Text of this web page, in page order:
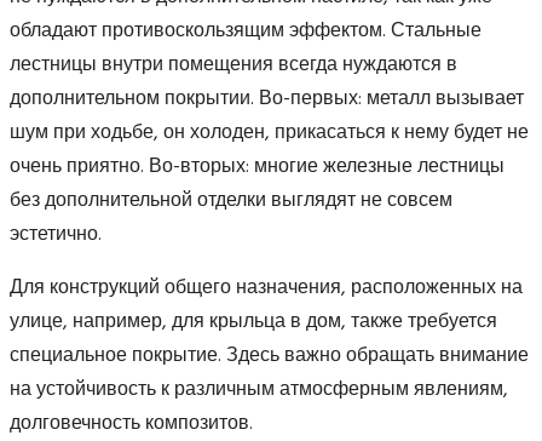
обладают противоскользящим эффектом. Стальные
лестницы внутри помещения всегда нуждаются в
дополнительном покрытии. Во-первых: металл вызывает
шум при ходьбе, он холоден, прикасаться к нему будет не
очень приятно. Во-вторых: многие железные лестницы
без дополнительной отделки выглядят не совсем
эстетично.
Для конструкций общего назначения, расположенных на
улице, например, для крыльца в дом, также требуется
специальное покрытие. Здесь важно обращать внимание
на устойчивость к различным атмосферным явлениям,
долговечность композитов.